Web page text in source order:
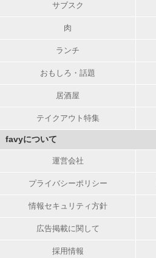
サブスク
肉
ランチ
おもしろ・話題
居酒屋
テイクアウト特集
favyについて
運営会社
プライバシーポリシー
情報セキュリティ方針
広告掲載に関して
採用情報